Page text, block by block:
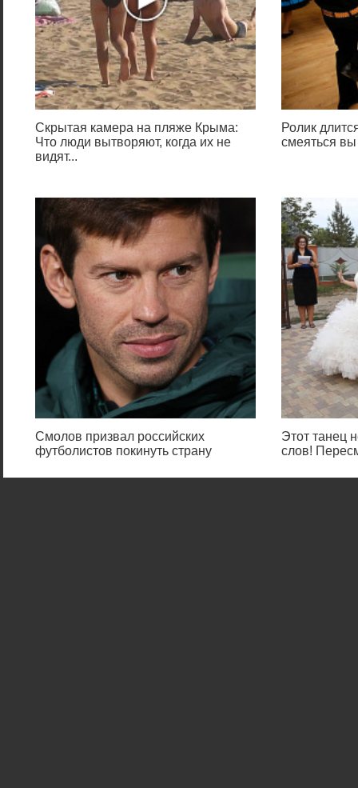
Скрытая камера на пляже Крыма:
Что люди вытворяют, когда их не
видят...
Ролик
смеяться вы
Смолов призвал российских
футболистов покинуть страну
Этот танец
слов!